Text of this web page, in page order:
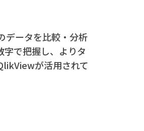
データを比較・分析
字で把握し、よりタ
が活用されて